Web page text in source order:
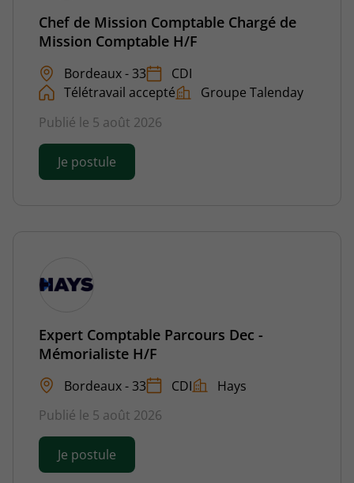
Chef de Mission Comptable Chargé de
Mission Comptable H/F
Bordeaux - 33
CDI
Télétravail accepté
Groupe Talenday
Publié le 5 août 2026
Je postule
Expert Comptable Parcours Dec -
Mémorialiste H/F
Bordeaux - 33 CDI
Hays
Publié le 5 août 2026
Je postule